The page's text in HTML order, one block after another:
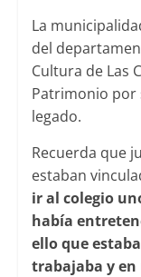
La
del
Cultura de Las
Patrimonio por
legado.
Recuerda que
estaban
ir al colegio
había
ello que
trabajaba y